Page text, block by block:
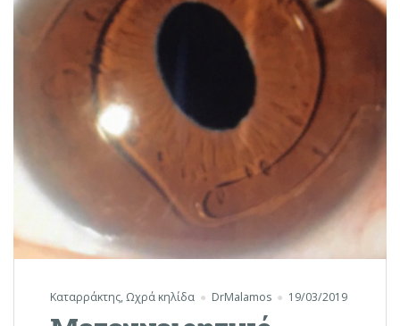
Καταρράκτης,Ωχρά κηλίδα DrMalamos 19/03/2019